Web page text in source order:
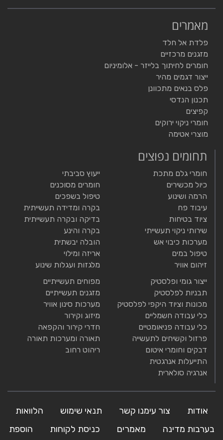
מאמרים
פלדת אל חלד
מזגנים מרכזיים
חומרים לחיתוך בלייזר - אלומיניום
ייצור דגמים מהיר
פלס בנאים מתכוונן
תכנון הנדסי
קפיצים
חומרי ניקוי ירוקים
מוצרי אטימה
תחומים נפוצים
חומרי גלם מתכת
כיול מכשירים
הרמה ושינוע
עיבוד פח
ציוד בטיחות
שירותי ניקוי תעשייתי
מערכות כיבוי אש
טיפול במים
זיהום אוויר
ייעוץ סביבתי
חומרים מסוכנים
טיפול בשפכים
בקרה ומדידה תעשייתית
בדיקה ובקרה תעשייתית
בקרה והינע
הובלה יבשתית
אריזה ומילוי
מלגזות ועגלות שינוע
ייצור גומי ופלסטיק
תבניות לפלסטיק
מכונות וציוד היקפי לפלסטיק
כלי עבודה חשמליים
כלי עבודה פניאומטיים
פרזול וקשיחים לתעשייה
דבקים וחומרי איטום
התייעלות אנרגטית
אנרגיה סולארית
מפוחים תעשייתיים
מזגנים תעשייתיים
מערכות סינון אוויר
מיזוג וקירור
חדרי קירור והקפאה
תאורה ומערכות תאורה
ריהוט רחוב
אודות צור עימנו קשר תנאי שימוש
הלוואות
בערבות מדינה
מאמרים כניסת לקוחות הוספת